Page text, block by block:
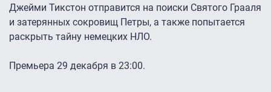
Джейми Тикстон отправится на поиски Святого Грааля
и затерянных сокровищ Петры, а также попытается
раскрыть тайну немецких НЛО.
Премьера 29 декабря в 23:00.